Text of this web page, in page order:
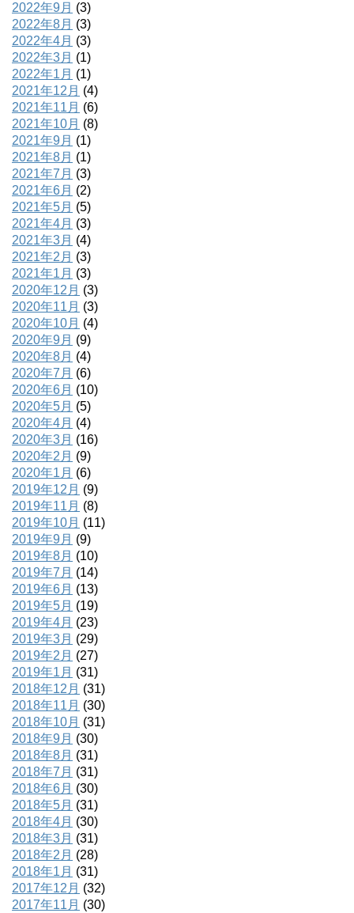
2022年9月 (3)
2022年8月 (3)
2022年4月 (3)
2022年3月 (1)
2022年1月 (1)
2021年12月 (4)
2021年11月 (6)
2021年10月 (8)
2021年9月 (1)
2021年8月 (1)
2021年7月 (3)
2021年6月 (2)
2021年5月 (5)
2021年4月 (3)
2021年3月 (4)
2021年2月 (3)
2021年1月 (3)
2020年12月 (3)
2020年11月 (3)
2020年10月 (4)
2020年9月 (9)
2020年8月 (4)
2020年7月 (6)
2020年6月 (10)
2020年5月 (5)
2020年4月 (4)
2020年3月 (16)
2020年2月 (9)
2020年1月 (6)
2019年12月 (9)
2019年11月 (8)
2019年10月 (11)
2019年9月 (9)
2019年8月 (10)
2019年7月 (14)
2019年6月 (13)
2019年5月 (19)
2019年4月 (23)
2019年3月 (29)
2019年2月 (27)
2019年1月 (31)
2018年12月 (31)
2018年11月 (30)
2018年10月 (31)
2018年9月 (30)
2018年8月 (31)
2018年7月 (31)
2018年6月 (30)
2018年5月 (31)
2018年4月 (30)
2018年3月 (31)
2018年2月 (28)
2018年1月 (31)
2017年12月 (32)
2017年11月 (30)